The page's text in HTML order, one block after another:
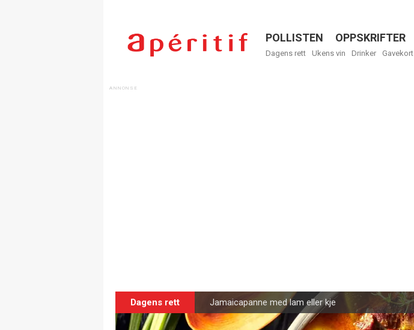
Menu
POLLISTEN OPPSKRIFTER
Dagens rett Ukens vin Drinker Gavekort
Dagens rett Jamaicapanne med lam eller kje